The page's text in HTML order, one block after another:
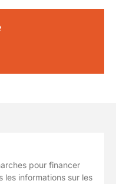
pour financer
les informations sur les